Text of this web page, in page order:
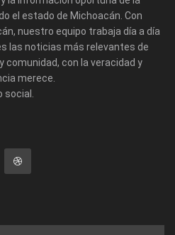
el estado de Michoacán. Con
nuestro equipo trabaja día a día
las noticias más relevantes de
comunidad, con la veracidad y
merece.
social.